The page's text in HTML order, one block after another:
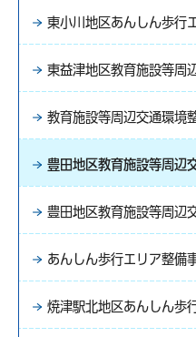
東小川地区あんしん歩行
東益津地区教育施設等周
教育施設等周辺交通環境
豊田地区教育施設等周辺
豊田地区教育施設等周辺
あんしん歩行エリア整備
焼津駅北地区あんしん歩